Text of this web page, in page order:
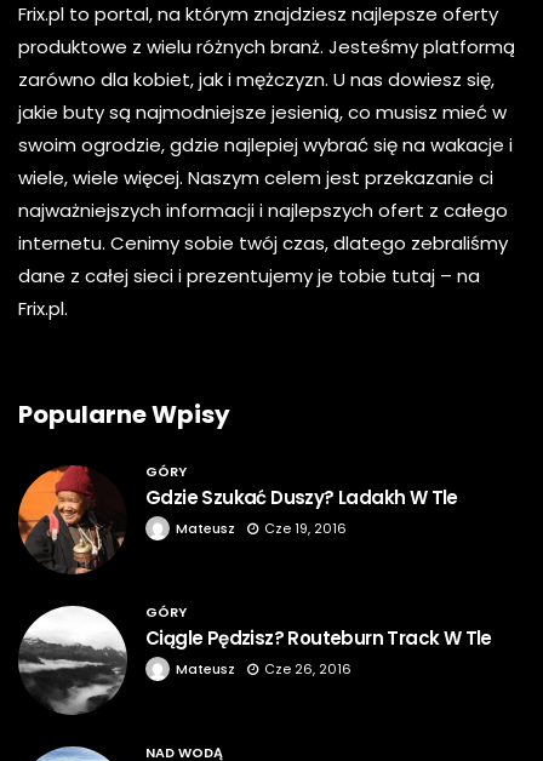
Frix.pl to portal, na którym znajdziesz najlepsze oferty
produktowe z wielu różnych branż. Jesteśmy platformą
zarówno dla kobiet, jak i mężczyzn. U nas dowiesz się,
jakie buty są najmodniejsze jesienią, co musisz mieć w
swoim ogrodzie, gdzie najlepiej wybrać się na wakacje i
wiele, wiele więcej. Naszym celem jest przekazanie ci
najważniejszych informacji i najlepszych ofert z całego
internetu. Cenimy sobie twój czas, dlatego zebraliśmy
dane z całej sieci i prezentujemy je tobie tutaj – na
Frix.pl.
Popularne Wpisy
GÓRY
Gdzie Szukać Duszy? Ladakh W Tle
Mateusz Cze 19, 2016
GÓRY
Ciągle Pędzisz? Routeburn Track W Tle
Mateusz Cze 26, 2016
NAD WODĄ